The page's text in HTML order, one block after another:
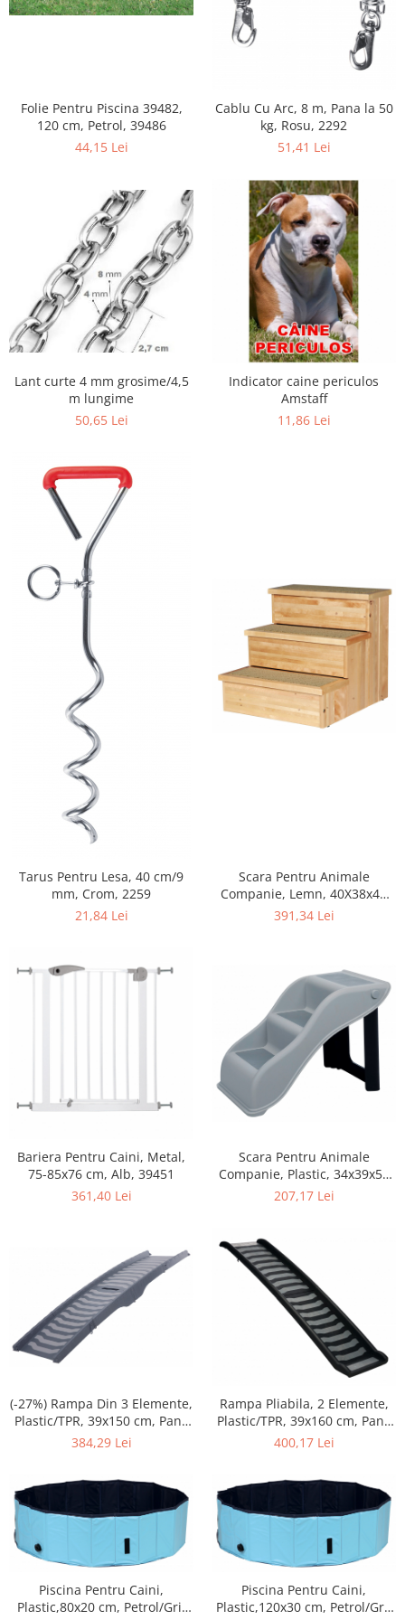
Accesorii Auto & Bicicletă
Dresaj & Sport
Folie Pentru Piscina 39482,
120 cm, Petrol, 39486
44,15 Lei
Cablu Cu Arc, 8 m, Pana la 50
kg, Rosu, 2292
51,41 Lei
Lant curte 4 mm grosime/4,5
m lungime
50,65 Lei
Indicator caine periculos
Amstaff
11,86 Lei
Tarus Pentru Lesa, 40 cm/9
mm, Crom, 2259
21,84 Lei
Scara Pentru Animale
Companie, Lemn, 40X38x45
cm, Pana la 50 kg, 3943
391,34 Lei
Bariera Pentru Caini, Metal,
75-85x76 cm, Alb, 39451
361,40 Lei
Scara Pentru Animale
Companie, Plastic, 34x39x54
cm, Pana la 40 kg, Gri, 39475
207,17 Lei
(-27%) Rampa Din 3 Elemente,
Plastic/TPR, 39x150 cm, Pana
la 25 kg, Gri, 39476
384,29 Lei
Rampa Pliabila, 2 Elemente,
Plastic/TPR, 39x160 cm, Pana
la 70 kg, Negru/Gri, 39477
400,17 Lei
Piscina Pentru Caini,
Plastic,80x20 cm, Petrol/Gri,
Piscina Pentru Caini,
Plastic,120x30 cm, Petrol/Gri,